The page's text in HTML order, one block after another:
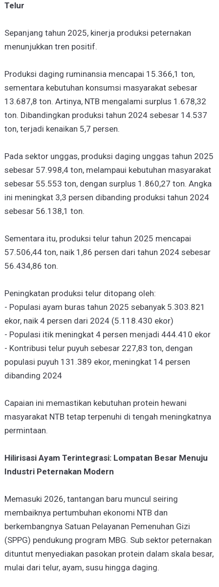
Telur
Sepanjang tahun 2025, kinerja produksi peternakan
menunjukkan tren positif.
Produksi daging ruminansia mencapai 15.366,1 ton,
sementara kebutuhan konsumsi masyarakat sebesar
13.687,8 ton. Artinya, NTB mengalami surplus 1.678,32
ton. Dibandingkan produksi tahun 2024 sebesar 14.537
ton, terjadi kenaikan 5,7 persen.
Pada sektor unggas, produksi daging unggas tahun 2025
sebesar 57.998,4 ton, melampaui kebutuhan masyarakat
sebesar 55.553 ton, dengan surplus 1.860,27 ton. Angka
ini meningkat 3,3 persen dibanding produksi tahun 2024
sebesar 56.138,1 ton.
Sementara itu, produksi telur tahun 2025 mencapai
57.506,44 ton, naik 1,86 persen dari tahun 2024 sebesar
56.434,86 ton.
Peningkatan produksi telur ditopang oleh:
- Populasi ayam buras tahun 2025 sebanyak 5.303.821
ekor, naik 4 persen dari 2024 (5.118.430 ekor)
- Populasi itik meningkat 4 persen menjadi 444.410 ekor
- Kontribusi telur puyuh sebesar 227,83 ton, dengan
populasi puyuh 131.389 ekor, meningkat 14 persen
dibanding 2024
Capaian ini memastikan kebutuhan protein hewani
masyarakat NTB tetap terpenuhi di tengah meningkatnya
permintaan.
Hilirisasi Ayam Terintegrasi: Lompatan Besar Menuju
Industri Peternakan Modern
Memasuki 2026, tantangan baru muncul seiring
membaiknya pertumbuhan ekonomi NTB dan
berkembangnya Satuan Pelayanan Pemenuhan Gizi
(SPPG) pendukung program MBG. Sub sektor peternakan
dituntut menyediakan pasokan protein dalam skala besar,
mulai dari telur, ayam, susu hingga daging.